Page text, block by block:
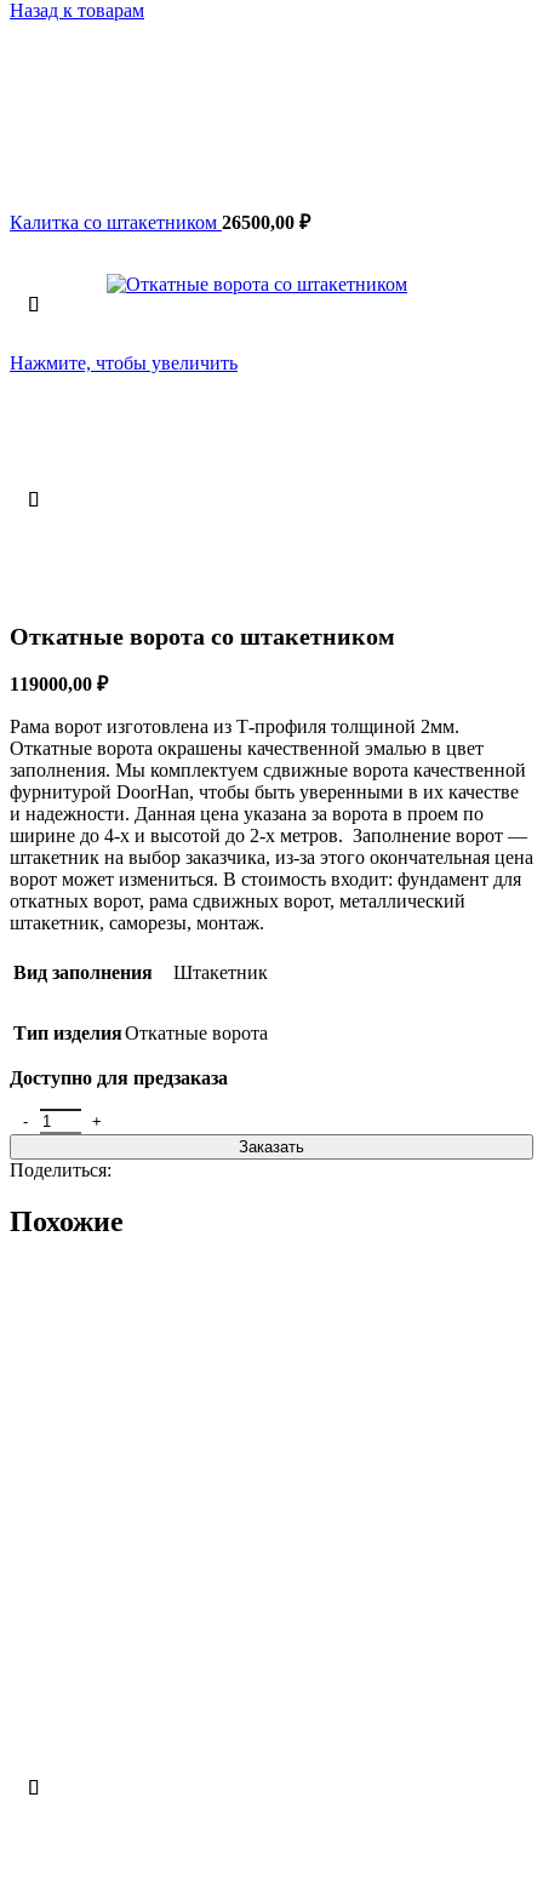
Назад к товарам
Калитка со штакетником 26500,00 ₽
Нажмите, чтобы увеличить
Откатные ворота со штакетником
119000,00 ₽
Рама ворот изготовлена из Т-профиля толщиной 2мм.
Откатные ворота окрашены качественной эмалью в цвет
заполнения. Мы комплектуем сдвижные ворота качественной
фурнитурой DoorHan, чтобы быть уверенными в их качестве
и надежности. Данная цена указана за ворота в проем по
ширине до 4-х и высотой до 2-х метров. Заполнение ворот —
штакетник на выбор заказчика, из-за этого окончательная цена
ворот может измениться. В стоимость входит: фундамент для
откатных ворот, рама сдвижных ворот, металлический
штакетник, саморезы, монтаж.
Вид заполнения Штакетник
Тип изделияОткатные ворота
Доступно для предзаказа
Количество товара Откатные ворота со штакетником
Заказать
Поделиться:
Похожие